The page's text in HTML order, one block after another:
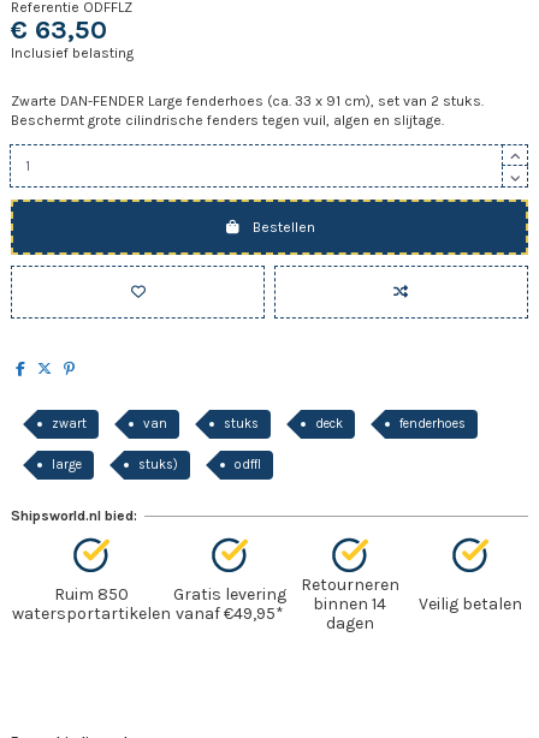
Referentie ODFFLZ
€ 63,50
Inclusief belasting
Zwarte DAN-FENDER Large fenderhoes (ca. 33 x 91 cm), set van 2 stuks.
Beschermt grote cilindrische fenders tegen vuil, algen en slijtage.
Bestellen
zwart van stuks deck fenderhoes
large stuks) odffl
Shipsworld.nl bied:
Ruim 850
watersportartikelen
Gratis levering
vanaf €49,95*
Retourneren
binnen 14
dagen
Veilig betalen